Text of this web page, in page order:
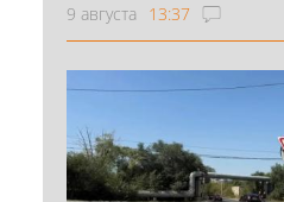
9 августа 13:37